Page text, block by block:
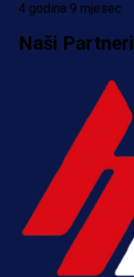
4 godina 9 mjesec
Naši Partneri